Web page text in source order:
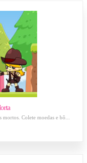
Colete moedas e bô...